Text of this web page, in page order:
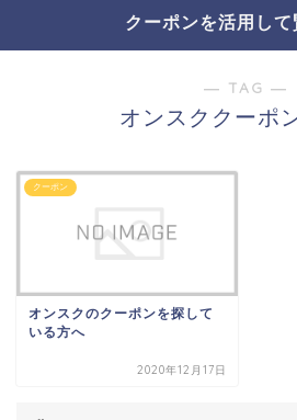
クーポンを活用し
― TAG ―
オンスククーポ
クーポン
オンスクのクーポンを探して
いる方へ
2020年12月17日